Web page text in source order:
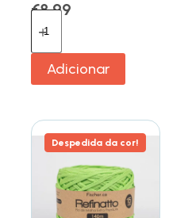
€8.99
Adicionar
Despedida da cor!